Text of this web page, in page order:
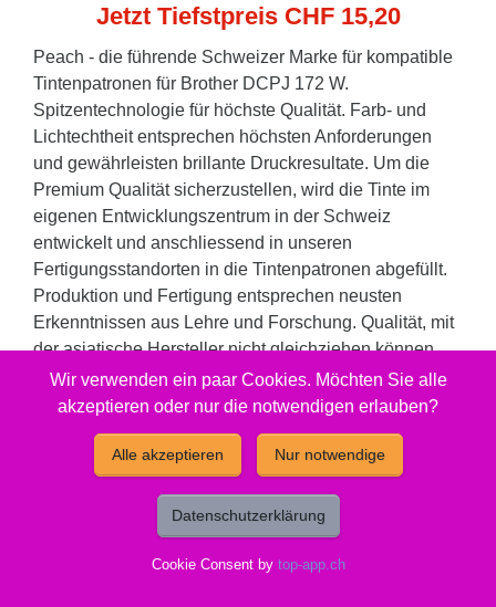
Jetzt Tiefstpreis CHF 15,20
Peach - die führende Schweizer Marke für kompatible
Tintenpatronen für Brother DCPJ 172 W.
Spitzentechnologie für höchste Qualität. Farb- und
Lichtechtheit entsprechen höchsten Anforderungen
und gewährleisten brillante Druckresultate. Um die
Premium Qualität sicherzustellen, wird die Tinte im
eigenen Entwicklungszentrum in der Schweiz
entwickelt und anschliessend in unseren
Fertigungsstandorten in die Tintenpatronen abgefüllt.
Produktion und Fertigung entsprechen neusten
Erkenntnissen aus Lehre und Forschung. Qualität, mit
der asiatische Hersteller nicht gleichziehen können
und dies zu immer noch sehr attraktiven Preisen. Eine
echte Alternative zu teuren Original Produkten oder
Füllmenge: 19 ml. Reicht für: 820 Seiten.
GruenePunkt
Wir verwenden ein paar Cookies. Möchten Sie alle
akzeptieren oder nur die notwendigen erlauben?
Alle akzeptieren Nur notwendige
Datenschutzerklärung
Cookie Consent by top-app.ch